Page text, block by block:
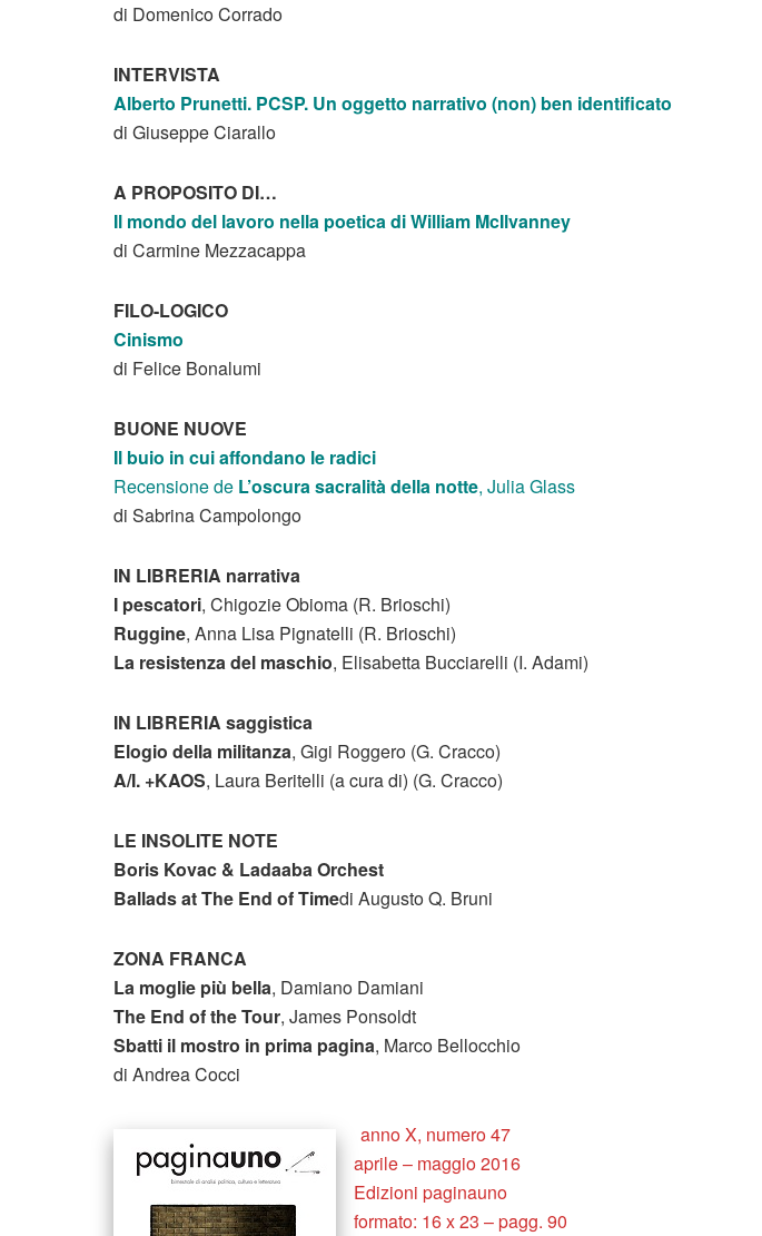
di Domenico Corrado
INTERVISTA
Alberto Prunetti. PCSP. Un oggetto narrativo (non) ben identificato
di Giuseppe Ciarallo
A PROPOSITO DI…
Il mondo del lavoro nella poetica di William McIlvanney
di Carmine Mezzacappa
FILO-LOGICO
Cinismo
di Felice Bonalumi
BUONE NUOVE
Il buio in cui affondano le radici
Recensione de L’oscura sacralità della notte, Julia Glass
di Sabrina Campolongo
IN LIBRERIA narrativa
I pescatori, Chigozie Obioma (R. Brioschi)
Ruggine, Anna Lisa Pignatelli (R. Brioschi)
La resistenza del maschio, Elisabetta Bucciarelli (I. Adami)
IN LIBRERIA saggistica
Elogio della militanza, Gigi Roggero (G. Cracco)
A/I. +KAOS, Laura Beritelli (a cura di) (G. Cracco)
LE INSOLITE NOTE
Boris Kovac & Ladaaba Orchest
Ballads at The End of Timedi Augusto Q. Bruni
ZONA FRANCA
La moglie più bella, Damiano Damiani
The End of the Tour, James Ponsoldt
Sbatti il mostro in prima pagina, Marco Bellocchio
di Andrea Cocci
anno X, numero 47
aprile – maggio 2016
Edizioni paginauno
formato: 16 x 23 – pagg. 90